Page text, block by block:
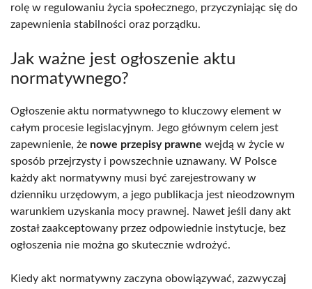
rolę w regulowaniu życia społecznego, przyczyniając się do
zapewnienia stabilności oraz porządku.
Jak ważne jest ogłoszenie aktu
normatywnego?
Ogłoszenie aktu normatywnego to kluczowy element w
całym procesie legislacyjnym. Jego głównym celem jest
zapewnienie, że nowe przepisy prawne wejdą w życie w
sposób przejrzysty i powszechnie uznawany. W Polsce
każdy akt normatywny musi być zarejestrowany w
dzienniku urzędowym, a jego publikacja jest nieodzownym
warunkiem uzyskania mocy prawnej. Nawet jeśli dany akt
został zaakceptowany przez odpowiednie instytucje, bez
ogłoszenia nie można go skutecznie wdrożyć.
Kiedy akt normatywny zaczyna obowiązywać, zazwyczaj